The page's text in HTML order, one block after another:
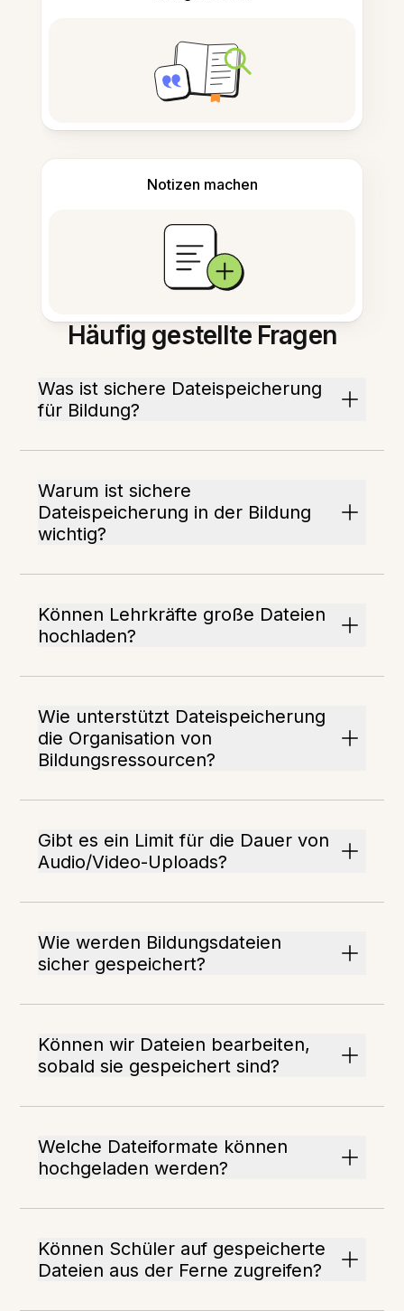
Notizen machen
Häufig gestellte Fragen
Was ist sichere Dateispeicherung
für Bildung?
Warum ist sichere
Dateispeicherung in der Bildung
wichtig?
Können Lehrkräfte große Dateien
hochladen?
Wie unterstützt Dateispeicherung
die Organisation von
Bildungsressourcen?
Gibt es ein Limit für die Dauer von
Audio/Video-Uploads?
Wie werden Bildungsdateien
sicher gespeichert?
Können wir Dateien bearbeiten,
sobald sie gespeichert sind?
Welche Dateiformate können
hochgeladen werden?
Können Schüler auf gespeicherte
Dateien aus der Ferne zugreifen?